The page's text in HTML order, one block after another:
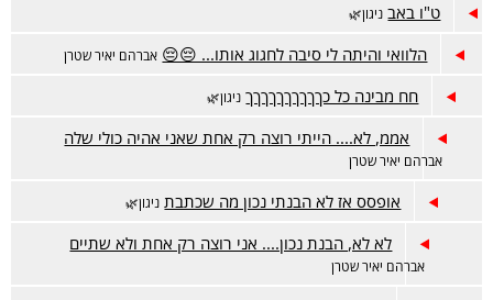
ט"ו באב ניגון🌿
הלוואי והיתה לי סיבה לחגוג אותו... 😔😔 אברהם יאיר שטרן
חח מבינה כל כךךךךךךךךךך ניגון🌿
אממ, לא.... הייתי רוצה רק אחת שאני אהיה כולי שלה
אברהם יאיר שטרן
אופסס אז לא הבנתי נכון מה שכתבת ניגון🌿
לא לא, הבנת נכון.... אני רוצה רק אחת ולא שתיים
אברהם יאיר שטרן